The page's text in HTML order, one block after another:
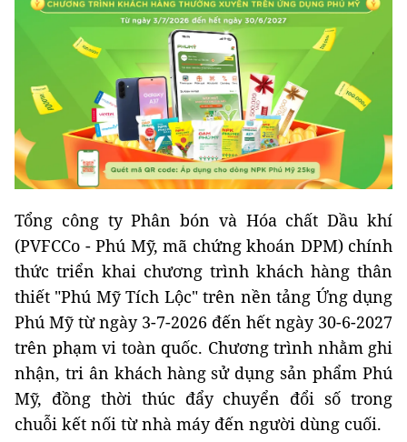
Tổng công ty Phân bón và Hóa chất Dầu khí
(PVFCCo - Phú Mỹ, mã chứng khoán DPM) chính
thức triển khai chương trình khách hàng thân
thiết "Phú Mỹ Tích Lộc" trên nền tảng Ứng dụng
Phú Mỹ từ ngày 3-7-2026 đến hết ngày 30-6-2027
trên phạm vi toàn quốc. Chương trình nhằm ghi
nhận, tri ân khách hàng sử dụng sản phẩm Phú
Mỹ, đồng thời thúc đẩy chuyển đổi số trong
chuỗi kết nối từ nhà máy đến người dùng cuối.